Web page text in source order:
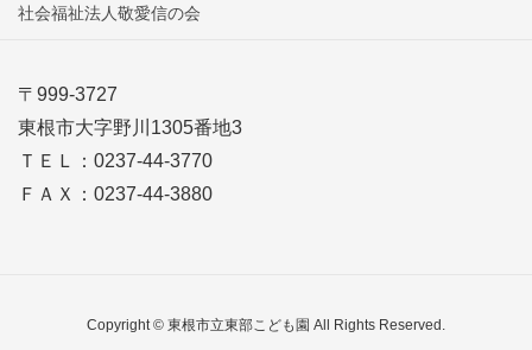
社会福祉法人敬愛信の会
〒999-3727
東根市大字野川1305番地3
ＴＥＬ：0237-44-3770
ＦＡＸ：0237-44-3880
Copyright © 東根市立東部こども園 All Rights Reserved.